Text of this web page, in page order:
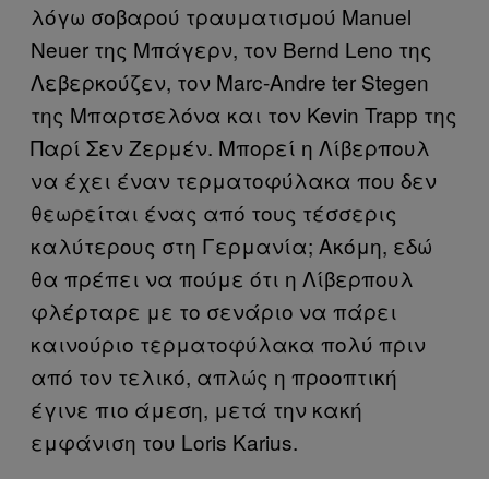
λόγω σοβαρού τραυματισμού Manuel
Neuer της Μπάγερν, τον Bernd Leno της
Λεβερκούζεν, τον Marc-Andre ter Stegen
της Μπαρτσελόνα και τον Kevin Trapp της
Παρί Σεν Ζερμέν. Μπορεί η Λίβερπουλ
να έχει έναν τερματοφύλακα που δεν
θεωρείται ένας από τους τέσσερις
καλύτερους στη Γερμανία; Ακόμη, εδώ
θα πρέπει να πούμε ότι η Λίβερπουλ
φλέρταρε με το σενάριο να πάρει
καινούριο τερματοφύλακα πολύ πριν
από τον τελικό, απλώς η προοπτική
έγινε πιο άμεση, μετά την κακή
εμφάνιση του Loris Karius.